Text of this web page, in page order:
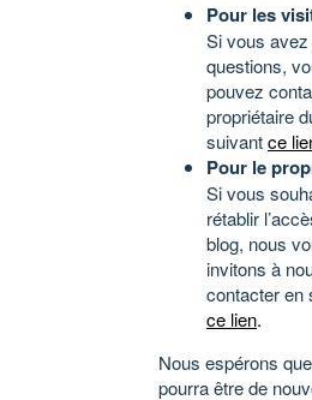
Pour les
Si vous avez
questions,
pouvez
propriétaire
suivantce
Pour le
Si vous
rétablir
blog, nous
invitons à
contacter en
ce lien.
Nous espérons
pourra être de